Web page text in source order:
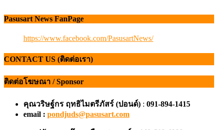
Pasusart News FanPage
CONTACT US (ติดต่อเรา)
ติดต่อโฆษณา / Sponsor
คุณวริษฐ์กร ฤทธิไมตรีภัสร์ (ปอนด์) : 091-894-1415
email : pondjuds@pasusart.com